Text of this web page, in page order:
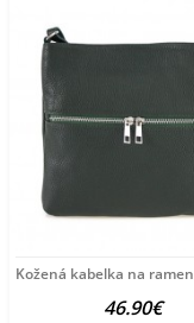
Kožená kabelka na
46.90€